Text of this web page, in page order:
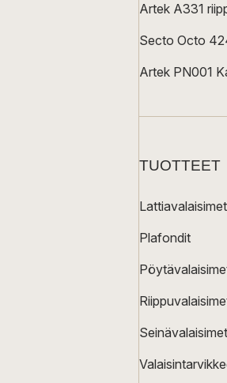
Artek A331
Secto Octo
Artek PN001
TUOTTEET
Lattiavalaisimet
Plafondit
Seinävalaisimet